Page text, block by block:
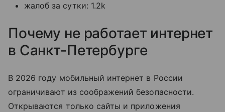
жалоб за сутки: 1.2k
Почему не работает интернет
в Санкт-Петербурге
В 2026 году мобильный интернет в России
ограничивают из соображений безопасности.
Открываются только сайты и приложения